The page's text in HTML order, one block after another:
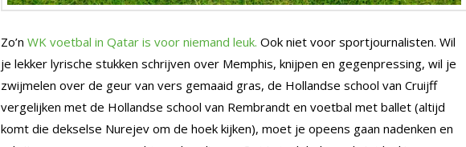
Zo’n WK voetbal in Qatar is voor niemand leuk. Ook niet voor sportjournalisten. Wil
je lekker lyrische stukken schrijven over Memphis, knijpen en gegenpressing, wil je
zwijmelen over de geur van vers gemaaid gras, de Hollandse school van Cruijff
vergelijken met de Hollandse school van Rembrandt en voetbal met ballet (altijd
komt die dekselse Nurejev om de hoek kijken), moet je opeens gaan nadenken en